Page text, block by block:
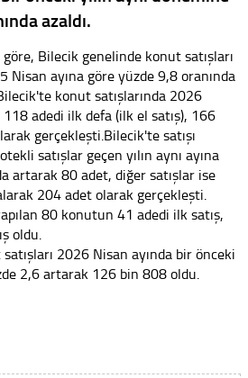
azaldı.
Bilecik genelinde konut satışları
Nisan ayına göre yüzde 9,8 oranında
konut satışlarında 2026
adedi ilk defa (ilk el satış), 166
gerçekleşti.Bilecik'te satışı
satışlar geçen yılın aynı ayına
artarak 80 adet, diğer satışlar ise
204 adet olarak gerçekleşti.
80 konutun 41 adedi ilk satış,
oldu.
2026 Nisan ayında bir önceki
2,6 artarak 126 bin 808 oldu.